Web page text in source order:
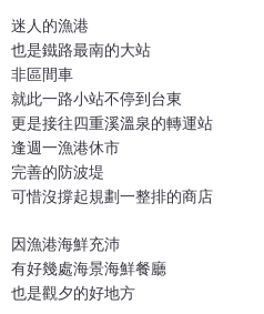
迷人的漁港
也是鐵路最南的大站
非區間車
就此一路小站不停到台東
更是接往四重溪溫泉的轉運站
逢週一漁港休市
完善的防波堤
可惜沒撐起規劃一整排的商店
因漁港海鮮充沛
有好幾處海景海鮮餐廳
也是觀夕的好地方